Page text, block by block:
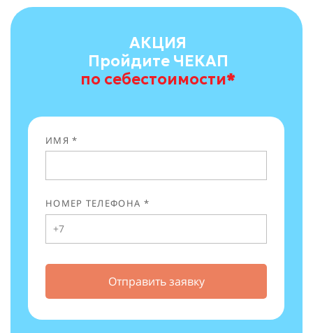
АКЦИЯ
Пройдите ЧЕКАП
по себестоимости*
ИМЯ *
НОМЕР ТЕЛЕФОНА *
Отправить заявку